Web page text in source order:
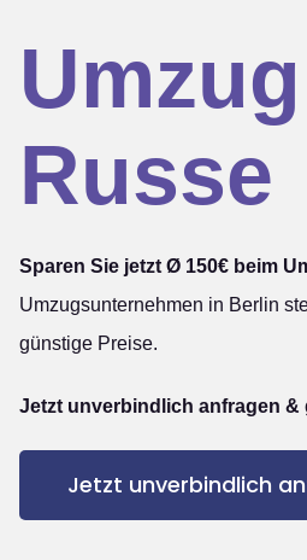
Russe
Sparen Sie jetzt Ø 150€ beim
Umzugsunternehmen in Berlin
günstige Preise.
Jetzt unverbindlich anfragen
Jetzt unverbindlich